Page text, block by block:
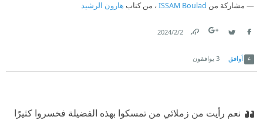
مشاركة من ISSAM Boulad ، من كتاب هارون الرشيد
2‏/2‏/2024
أوافق 3 يوافقون
نعم رأيت من زملائي من تمسكوا بهذه الفضيلة فخسروا كثيرًا